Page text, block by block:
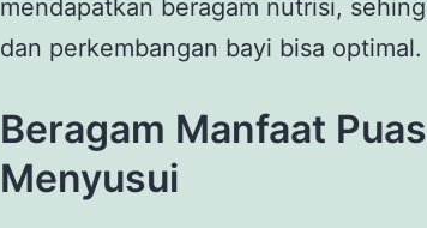
mendapatkan beragam nutrisi,
dan perkembangan bayi bisa optimal.
Beragam Manfaat
Menyusui